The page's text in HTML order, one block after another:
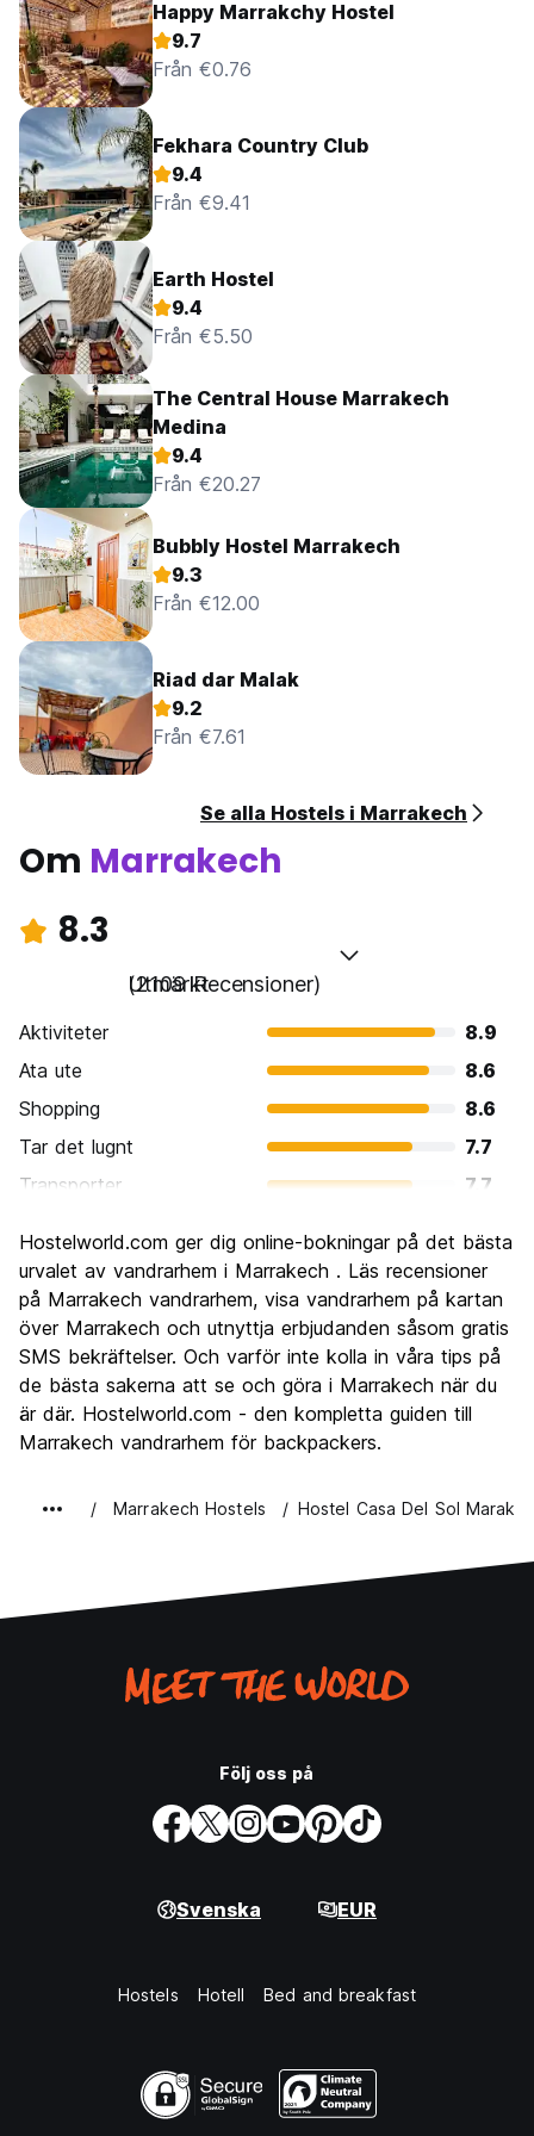
Happy Marrakchy Hostel
9.7
Från €0.76
Fekhara Country Club
9.4
Från €9.41
Earth Hostel
9.4
Från €5.50
The Central House Marrakech
Medina
9.4
Från €20.27
Bubbly Hostel Marrakech
9.3
Från €12.00
Riad dar Malak
9.2
Från €7.61
Se alla Hostels i Marrakech
Om Marrakech
8.3
Utmärkt
(2109 Recensioner)
Aktiviteter
8.9
Ata ute
8.6
Shopping
8.6
Tar det lugnt
7.7
Transporter
7.7
Kultur
9.1
Festa
6.8
Värde för pengarna
8.8
Hostelworld.com ger dig online-bokningar på det bästa
urvalet av vandrarhem i Marrakech . Läs recensioner
på Marrakech vandrarhem, visa vandrarhem på kartan
över Marrakech och utnyttja erbjudanden såsom gratis
SMS bekräftelser. Och varför inte kolla in våra tips på
de bästa sakerna att se och göra i Marrakech när du
är där. Hostelworld.com - den kompletta guiden till
Marrakech vandrarhem för backpackers.
Marrakech Hostels Hostel Casa Del Sol
Följ oss på
Svenska EUR
Hostels Hotell Bed and breakfast